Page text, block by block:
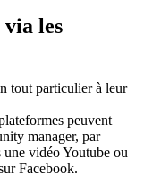
les
tout particulier à leur
peuvent
manager, par
vidéo Youtube ou
Facebook.